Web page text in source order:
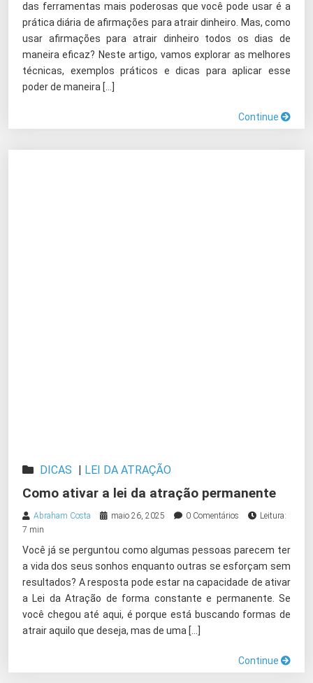
das ferramentas mais poderosas que você pode usar é a
prática diária de afirmações para atrair dinheiro. Mas, como
usar afirmações para atrair dinheiro todos os dias de
maneira eficaz? Neste artigo, vamos explorar as melhores
técnicas, exemplos práticos e dicas para aplicar esse
poder de maneira […]
Continue
DICAS | LEI DA ATRAÇÃO
Como ativar a lei da atração permanente
Abraham Costa maio 26, 2025 0 Comentários
Leitura:
7 min
Você já se perguntou como algumas pessoas parecem ter
a vida dos seus sonhos enquanto outras se esforçam sem
resultados? A resposta pode estar na capacidade de ativar
a Lei da Atração de forma constante e permanente. Se
você chegou até aqui, é porque está buscando formas de
atrair aquilo que deseja, mas de uma […]
Continue